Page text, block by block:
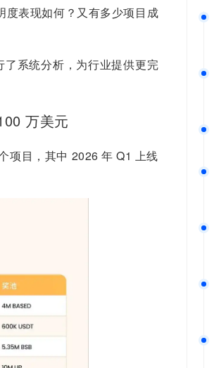
度表现如何？又有多少项目成
了系统分析，为行业提供更完
万美元
项目，其中 2026 年 Q1 上线